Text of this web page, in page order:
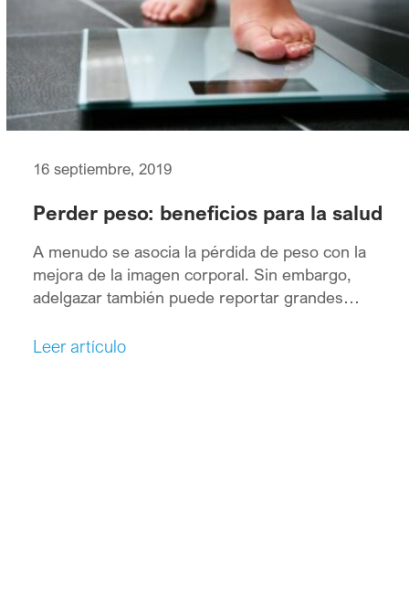
diaria y por lo tanto el peso corporal.
16 septiembre, 2019
Perder peso: beneficios para la salud
A menudo se asocia la pérdida de peso con la
mejora de la imagen corporal. Sin embargo,
adelgazar también puede reportar grandes
que tienen sobrepeso u obesidad.
Leer artículo